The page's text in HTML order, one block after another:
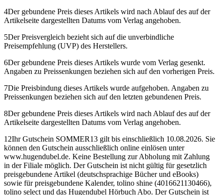
4Der gebundene Preis dieses Artikels wird nach Ablauf des auf der
Artikelseite dargestellten Datums vom Verlag angehoben.
5Der Preisvergleich bezieht sich auf die unverbindliche
Preisempfehlung (UVP) des Herstellers.
6Der gebundene Preis dieses Artikels wurde vom Verlag gesenkt.
Angaben zu Preissenkungen beziehen sich auf den vorherigen Preis.
7Die Preisbindung dieses Artikels wurde aufgehoben. Angaben zu
Preissenkungen beziehen sich auf den letzten gebundenen Preis.
8Der gebundene Preis dieses Artikels wird nach Ablauf des auf der
Artikelseite dargestellten Datums vom Verlag angehoben.
12Ihr Gutschein SOMMER13 gilt bis einschließlich 10.08.2026. Sie
können den Gutschein ausschließlich online einlösen unter
www.hugendubel.de. Keine Bestellung zur Abholung mit Zahlung
in der Filiale möglich. Der Gutschein ist nicht gültig für gesetzlich
preisgebundene Artikel (deutschsprachige Bücher und eBooks)
sowie für preisgebundene Kalender, tolino shine (4016621130466),
tolino select und das Hugendubel Hörbuch Abo. Der Gutschein ist